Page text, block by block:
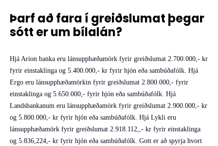
Þarf að fara í greiðslumat þegar
sótt er um bílalán?
Hjá Arion banka eru lánsupphæðamörk fyrir greiðslumat 2.700.000,- kr
fyrir einstaklinga og 5.400.000,- kr fyrir hjón eða sambúðafólk. Hjá
Ergo eru lánsupphæðamörkin fyrir greiðslumat 2.800.000,- fyrir
einstaklinga og 5.650.000,- fyrir hjón eða sambúðafólk. Hjá
Landsbankanum eru lánsupphæðamörk fyrir greiðslumat 2.900.000,- kr
og 5.800.000,- kr fyrir hjón eða sambúðafólk. Hjá Lykli eru
lánsupphæðamörk fyrir greiðslumat 2.918.112,,- kr fyrir einstaklinga
og 5.836,224,- kr fyrir hjón eða sambúðafólk. Gott er að spyrja hvort